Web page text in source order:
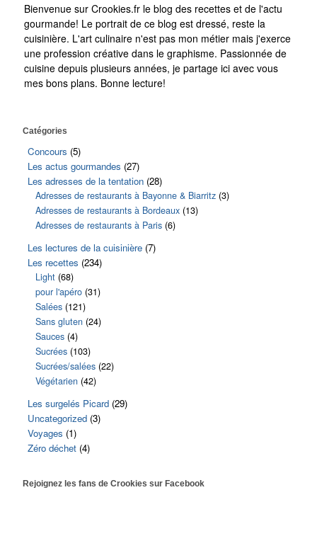
Bienvenue sur Crookies.fr le blog des recettes et de l'actu
gourmande! Le portrait de ce blog est dressé, reste la
cuisinière. L'art culinaire n'est pas mon métier mais j'exerce
une profession créative dans le graphisme. Passionnée de
cuisine depuis plusieurs années, je partage ici avec vous
mes bons plans. Bonne lecture!
Catégories
Concours (5)
Les actus gourmandes (27)
Les adresses de la tentation (28)
Adresses de restaurants à Bayonne & Biarritz (3)
Adresses de restaurants à Bordeaux (13)
Adresses de restaurants à Paris (6)
Les lectures de la cuisinière (7)
Les recettes (234)
Light (68)
pour l'apéro (31)
Salées (121)
Sans gluten (24)
Sauces (4)
Sucrées (103)
Sucrées/salées (22)
Végétarien (42)
Les surgelés Picard (29)
Uncategorized (3)
Voyages (1)
Zéro déchet (4)
Rejoignez les fans de Crookies sur Facebook